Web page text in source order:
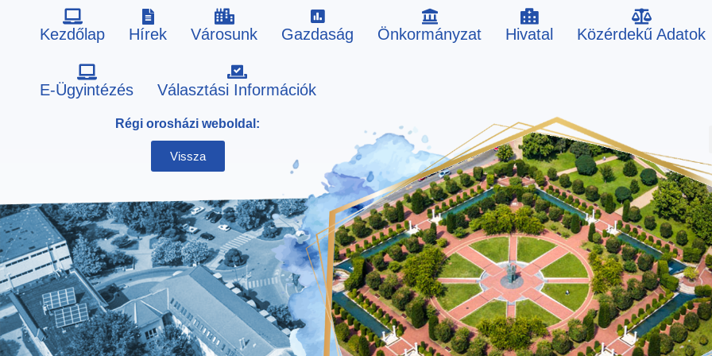
Kezdőlap Hírek Városunk Gazdaság Önkormányzat Hivatal Közérdekű Adatok
E-Ügyintézés Választási Információk
Régi orosházi weboldal:
Vissza